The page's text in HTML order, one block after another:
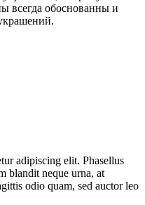
всегда обоснованны и
adipiscing elit. Phasellus
blandit neque urna, at
odio quam, sed auctor leo